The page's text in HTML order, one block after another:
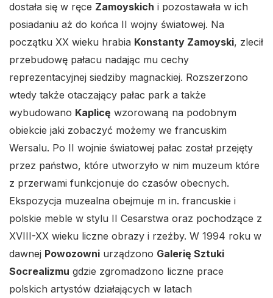
dostała się w ręce Zamoyskich i pozostawała w ich
posiadaniu aż do końca II wojny światowej. Na
początku XX wieku hrabia Konstanty Zamoyski, zlecił
przebudowę pałacu nadając mu cechy
reprezentacyjnej siedziby magnackiej. Rozszerzono
wtedy także otaczający pałac park a także
wybudowano Kaplicę wzorowaną na podobnym
obiekcie jaki zobaczyć możemy we francuskim
Wersalu. Po II wojnie światowej pałac został przejęty
przez państwo, które utworzyło w nim muzeum które
z przerwami funkcjonuje do czasów obecnych.
Ekspozycja muzealna obejmuje m in. francuskie i
polskie meble w stylu II Cesarstwa oraz pochodzące z
XVIII-XX wieku liczne obrazy i rzeźby. W 1994 roku w
dawnej Powozowni urządzono Galerię Sztuki
Socrealizmu gdzie zgromadzono liczne prace
polskich artystów działających w latach